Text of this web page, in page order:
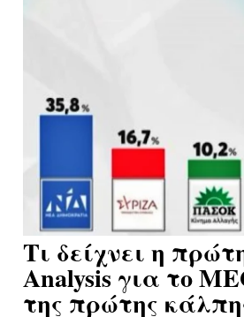
Τι δείχνει η
Analysis για το
της πρώτης